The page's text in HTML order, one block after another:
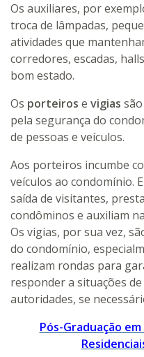
Os auxiliares, por
troca de lâmpadas,
atividades que
corredores, escadas,
bom estado.
Os porteiros e vigias
pela segurança do
de pessoas e veículos.
Aos porteiros incumbe
veículos ao condomínio.
saída de visitantes,
condôminos e auxiliam
Os vigias, por sua vez,
do condomínio,
realizam rondas para
responder a situações
autoridades, se
Pós-Graduação